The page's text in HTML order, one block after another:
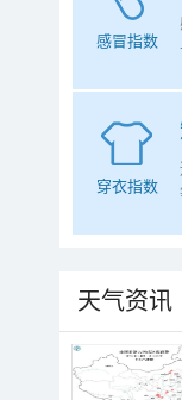
感冒指数
穿衣指数
天气资讯